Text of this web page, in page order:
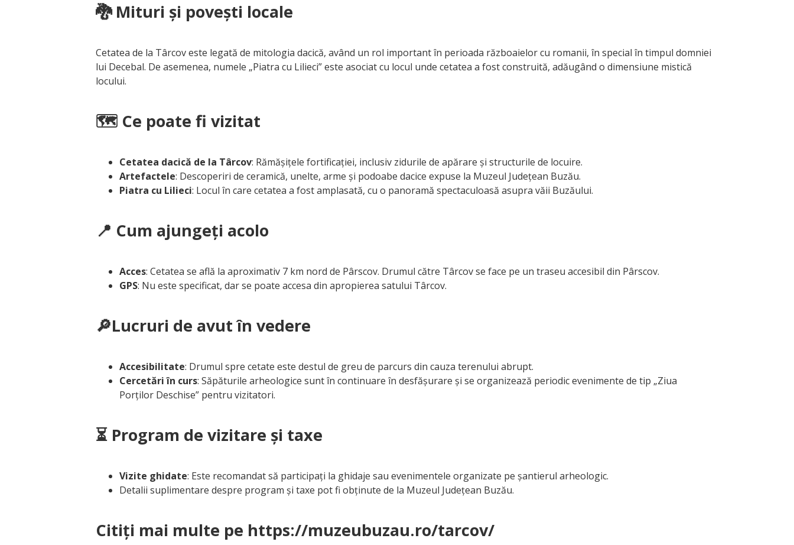
🐉 Mituri și povești locale
Cetatea de la Târcov este legată de mitologia dacică, având un rol important în perioada războaielor cu romanii, în special în timpul domniei
lui Decebal. De asemenea, numele „Piatra cu Lilieci” este asociat cu locul unde cetatea a fost construită, adăugând o dimensiune mistică
locului.
🗺️ Ce poate fi vizitat
Cetatea dacică de la Târcov: Rămășițele fortificației, inclusiv zidurile de apărare și structurile de locuire.
Artefactele: Descoperiri de ceramică, unelte, arme și podoabe dacice expuse la Muzeul Județean Buzău.
Piatra cu Lilieci: Locul în care cetatea a fost amplasată, cu o panoramă spectaculoasă asupra văii Buzăului.
📍 Cum ajungeți acolo
Acces: Cetatea se află la aproximativ 7 km nord de Pârscov. Drumul către Târcov se face pe un traseu accesibil din Pârscov.
GPS: Nu este specificat, dar se poate accesa din apropierea satului Târcov.
🔎Lucruri de avut în vedere
Accesibilitate: Drumul spre cetate este destul de greu de parcurs din cauza terenului abrupt.
Cercetări în curs: Săpăturile arheologice sunt în continuare în desfășurare și se organizează periodic evenimente de tip „Ziua
Porților Deschise” pentru vizitatori.
⏳ Program de vizitare și taxe
Vizite ghidate: Este recomandat să participați la ghidaje sau evenimentele organizate pe șantierul arheologic.
Detalii suplimentare despre program și taxe pot fi obținute de la Muzeul Județean Buzău.
Citiți mai multe pe https://muzeubuzau.ro/tarcov/